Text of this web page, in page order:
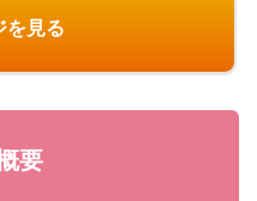
を見る
要